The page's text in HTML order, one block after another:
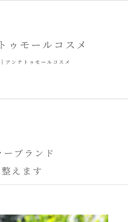
モールコスメ
ンナトゥモールコスメ
ブランド
えます